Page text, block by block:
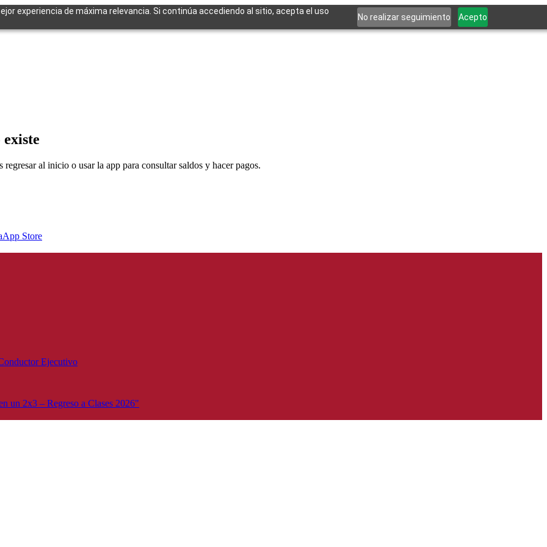
experiencia de máxima relevancia. Si continúa accediendo al sitio, acepta el uso
No realizar seguimiento Acepto
al inicio o usar la app para consultar saldos y hacer pagos.
App Store
Ejecutivo
un 2x3 – Regreso a Clases 2026"